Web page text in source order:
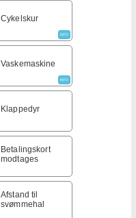
Cykelskur
INFO
Vaskemaskine
INFO
Klappedyr
Betalingskort
modtages
Afstand til
svømmehal